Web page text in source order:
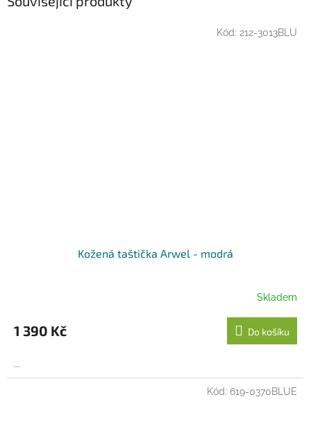
Kožená taštička Arwel - modrá
Skladem
1 390 Kč Do košíku
...
Kód: 212-3013BLU
Kód: 619-0370BLUE